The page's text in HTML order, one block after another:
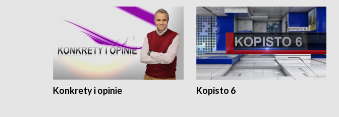
Konkrety i opinie Kopisto 6